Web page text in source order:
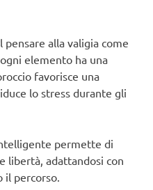
alla valigia come
elemento ha una
favorisce una
lo stress durante gli
permette di
libertà, adattandosi con
il percorso.